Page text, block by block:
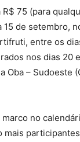
75 (para
15 de setembro,
entre os
nos dias 20
Oba – Sudoeste
marco no
mais